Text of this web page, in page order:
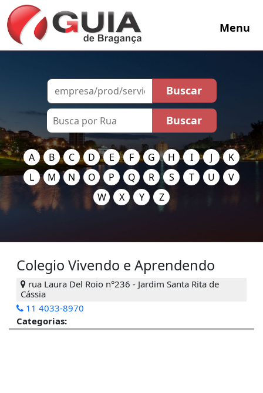
Menu
A B C D E F G H I J
K
L
M N O P Q R S T U
V
W
X Y Z
Colegio Vivendo e Aprendendo
rua Laura Del Roio n°236 - Jardim Santa Rita de
Cássia
11 4033-8970
Categorias: